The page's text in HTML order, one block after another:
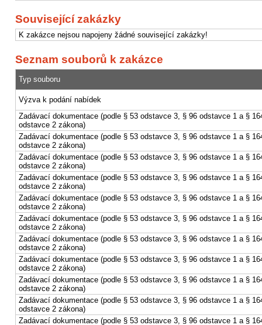
Související zakázky
K zakázce nejsou napojeny žádné související zakázky!
Seznam souborů k zakázce
Typ souboru
Výzva k podání nabídek
Zadávací dokumentace (podle § 53 odstavce 3, § 96 odstavce 1 a §
odstavce 2 zákona)
Zadávací dokumentace (podle § 53 odstavce 3, § 96 odstavce 1 a §
odstavce 2 zákona)
Zadávací dokumentace (podle § 53 odstavce 3, § 96 odstavce 1 a §
odstavce 2 zákona)
Zadávací dokumentace (podle § 53 odstavce 3, § 96 odstavce 1 a §
odstavce 2 zákona)
Zadávací dokumentace (podle § 53 odstavce 3, § 96 odstavce 1 a §
odstavce 2 zákona)
Zadávací dokumentace (podle § 53 odstavce 3, § 96 odstavce 1 a §
odstavce 2 zákona)
Zadávací dokumentace (podle § 53 odstavce 3, § 96 odstavce 1 a §
odstavce 2 zákona)
Zadávací dokumentace (podle § 53 odstavce 3, § 96 odstavce 1 a §
odstavce 2 zákona)
Zadávací dokumentace (podle § 53 odstavce 3, § 96 odstavce 1 a §
odstavce 2 zákona)
Zadávací dokumentace (podle § 53 odstavce 3, § 96 odstavce 1 a §
odstavce 2 zákona)
Zadávací dokumentace (podle § 53 odstavce 3, § 96 odstavce 1 a §